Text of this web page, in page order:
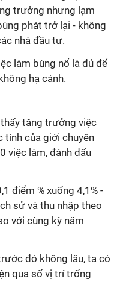
trưởng nhưng lạm
phát trở lại - không
nhà đầu tư.
làm bùng nổ là đủ để
hạ cánh.
tăng trưởng việc
tính của giới chuyên
việc làm, đánh dấu
điểm % xuống 4,1% -
sử và thu nhập theo
với cùng kỳ năm
đó không lâu, ta có
qua số vị trí trống